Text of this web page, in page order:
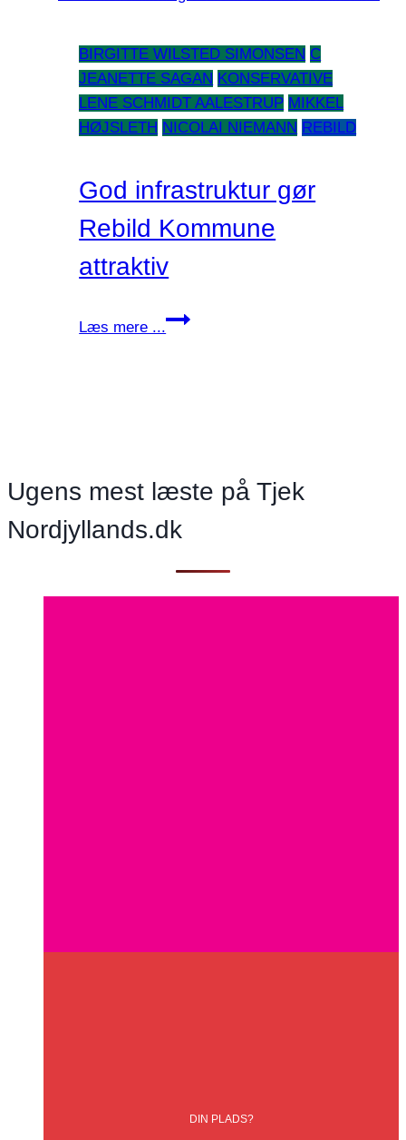
BIRGITTE WILSTED SIMONSEN C
JEANETTE SAGAN KONSERVATIVE
LENE SCHMIDT AALESTRUP MIKKEL
HØJSLETH NICOLAI NIEMANN REBILD
God infrastruktur gør
Rebild Kommune
attraktiv
Læs mere ...
God
Ugens mest læste på Tjek
Nordjyllands.dk
DIN PLADS?